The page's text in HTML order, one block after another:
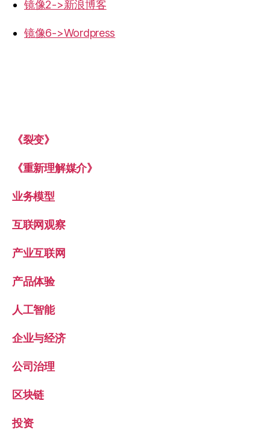
镜像2->新浪博客
镜像6->Wordpress
《裂变》
《重新理解媒介》
业务模型
互联网观察
产业互联网
产品体验
人工智能
企业与经济
公司治理
区块链
投资